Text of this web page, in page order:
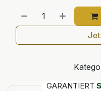
GARANTIERT